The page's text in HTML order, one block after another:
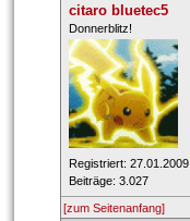
citaro bluetec5
​Donnerblitz!
Registriert: 27.01.2009
Beiträge: 3.027
[zum Seitenanfang]